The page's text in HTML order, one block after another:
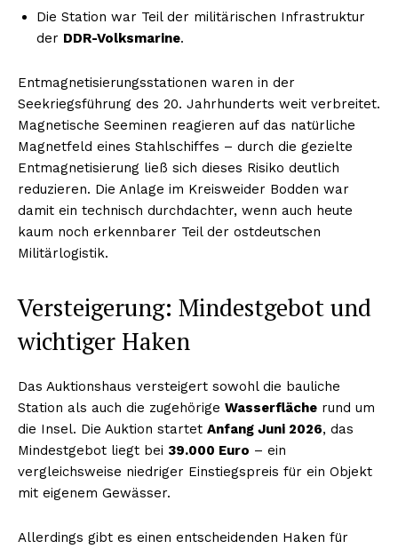
Die Station war Teil der militärischen Infrastruktur
der DDR-Volksmarine.
Entmagnetisierungsstationen waren in der
Seekriegsführung des 20. Jahrhunderts weit verbreitet.
Magnetische Seeminen reagieren auf das natürliche
Magnetfeld eines Stahlschiffes – durch die gezielte
Entmagnetisierung ließ sich dieses Risiko deutlich
reduzieren. Die Anlage im Kreisweider Bodden war
damit ein technisch durchdachter, wenn auch heute
kaum noch erkennbarer Teil der ostdeutschen
Militärlogistik.
Versteigerung: Mindestgebot und
wichtiger Haken
Das Auktionshaus versteigert sowohl die bauliche
Station als auch die zugehörige Wasserfläche rund um
die Insel. Die Auktion startet Anfang Juni 2026, das
Mindestgebot liegt bei 39.000 Euro – ein
vergleichsweise niedriger Einstiegspreis für ein Objekt
mit eigenem Gewässer.
Allerdings gibt es einen entscheidenden Haken für